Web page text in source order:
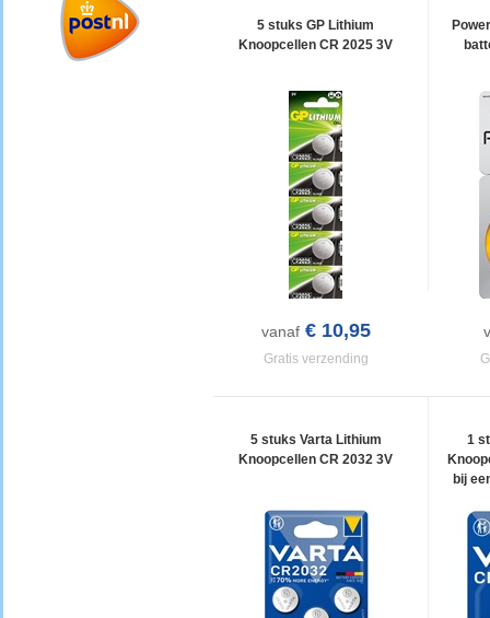
5 stuks GP Lithium
Knoopcellen CR 2025 3V
vanaf € 10,95
Gratis verzending
5 stuks Varta Lithium
Knoopcellen CR 2032 3V
1
bij